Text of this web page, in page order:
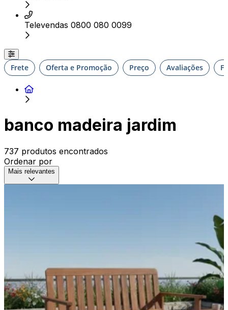
Televendas 0800 080 0099
Frete Oferta e Promoção Preço Avaliações
banco madeira jardim
737 produtos encontrados
Ordenar por
Mais relevantes